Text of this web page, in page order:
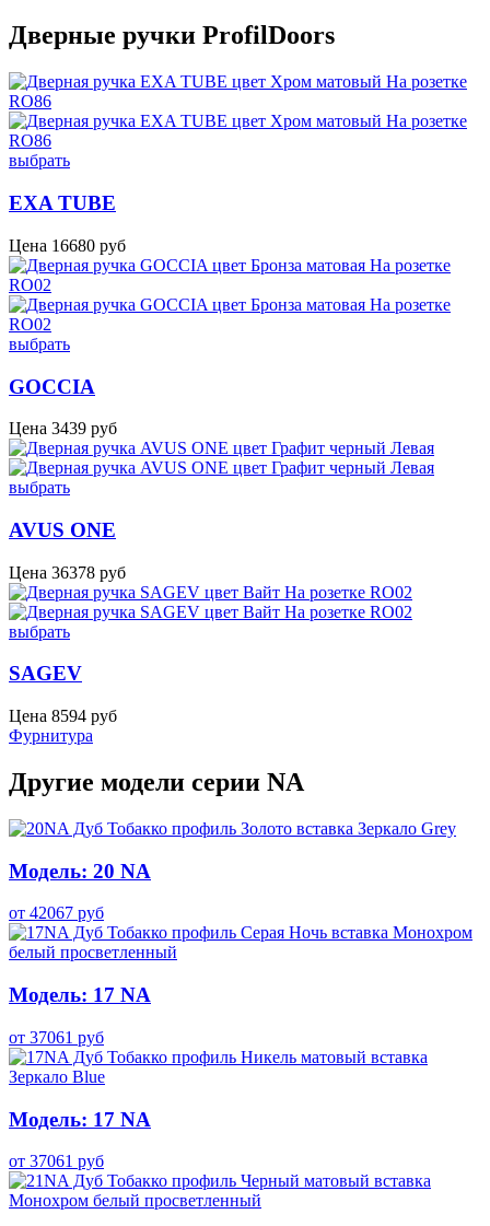
Дверные ручки ProfilDoors
выбрать
EXA TUBE
Цена 16680 руб
выбрать
GOCCIA
Цена 3439 руб
выбрать
AVUS ONE
Цена 36378 руб
выбрать
SAGEV
Цена 8594 руб
Фурнитура
Другие модели серии NA
Модель: 20 NA
от 42067 руб
Модель: 17 NA
от 37061 руб
Модель: 17 NA
от 37061 руб